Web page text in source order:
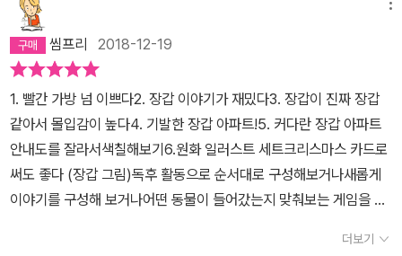
우크라이나어와 영어, 이중 언어로 제작해 세계 시장에 우크라이나
그림책을 알리는 데도 큰 역할을 하고 있다.
씸프리 2018-12-19
1. 빨간 가방 넘 이쁘다2. 장갑 이야기가 재밌다3. 장갑이 진짜 장갑
같아서 몰입감이 높다4. 기발한 장갑 아파트!5. 커다란 장갑 아파트
안내도를 잘라서색칠해보기6.원화 일러스트 세트크리스마스 카드로
써도 좋다 (장갑 그림)독후 활동으로 순서대로 구성해보거나새롭게
이야기를 구성해 보거나어떤 동물이 들어갔는지 맞춰보는 게임을 하
더보기